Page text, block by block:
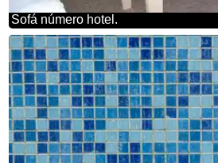
Sofá número hotel.